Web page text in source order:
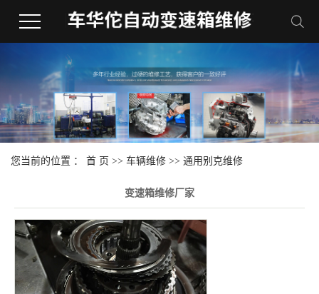
您当前的位置 ： 首 页 >> 车辆维修 >> 通用别克维修
变速箱维修厂家